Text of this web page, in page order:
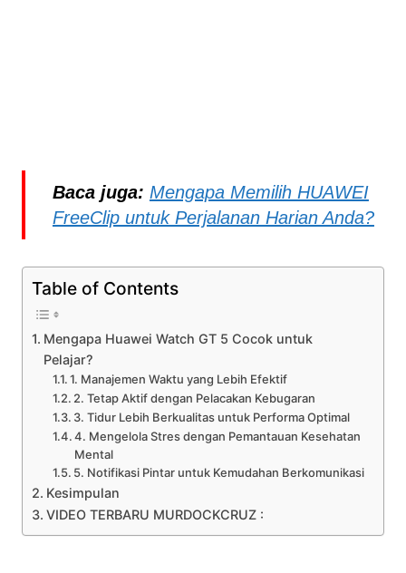
Baca juga: Mengapa Memilih HUAWEI
FreeClip untuk Perjalanan Harian Anda?
Table of Contents
Mengapa Huawei Watch GT 5 Cocok untuk
Pelajar?
1. Manajemen Waktu yang Lebih Efektif
2. Tetap Aktif dengan Pelacakan Kebugaran
3. Tidur Lebih Berkualitas untuk Performa Optimal
4. Mengelola Stres dengan Pemantauan Kesehatan
Mental
5. Notifikasi Pintar untuk Kemudahan Berkomunikasi
Kesimpulan
VIDEO TERBARU MURDOCKCRUZ :